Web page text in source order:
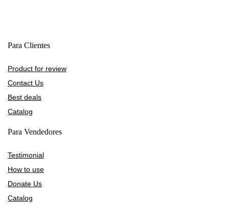
Para Clientes
Product for review
Contact Us
Best deals
Catalog
Para Vendedores
Testimonial
How to use
Donate Us
Catalog